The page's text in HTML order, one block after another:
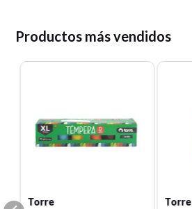
Productos más vendidos
Torre Torre